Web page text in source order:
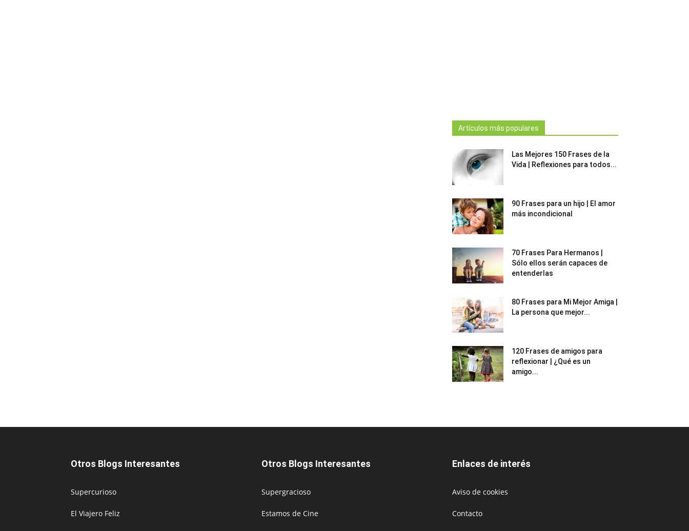
Artículos más populares
Las Mejores 150 Frases de la
Vida | Reflexiones para todos...
90 Frases para un hijo | El amor
más incondicional
70 Frases Para Hermanos |
Sólo ellos serán capaces de
entenderlas
80 Frases para Mi Mejor Amiga |
La persona que mejor...
120 Frases de amigos para
reflexionar | ¿Qué es un
amigo...
Otros Blogs Interesantes
Supercurioso
El Viajero Feliz
Otros Blogs Interesantes
Supergracioso
Estamos de Cine
Enlaces de interés
Aviso de cookies
Contacto